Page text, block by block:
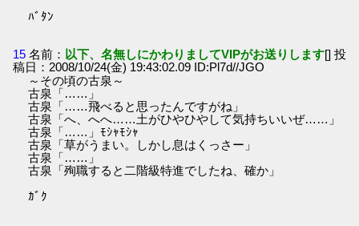
ﾊﾞﾀﾝ
15 名前： 以下、名無しにかわりましてVIPがお送りします[] 投
稿日：2008/10/24(金) 19:43:02.09 ID:Pl7d//JGO
～その頃の古泉～
古泉「……」
古泉「……飛べると思ったんですがね」
古泉「へ、へへ……土がひやひやして気持ちいいぜ……」
古泉「……」ﾓｼｬﾓｼｬ
古泉「草がうまい。しかし息はくっさー」
古泉「……」
古泉「殉職すると二階級特進でしたね、確か」
ｶﾞｸ